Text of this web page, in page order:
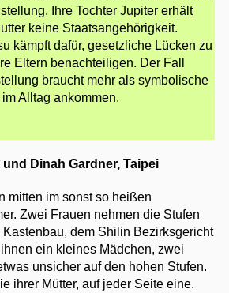
Ihre Tochter Jupiter erhält
keine Staatsangehörigkeit.
kämpft dafür, gesetzliche Lücken zu
Eltern benachteiligen. Der Fall
braucht mehr als symbolische
Alltag ankommen.
Dinah Gardner, Taipei
mitten im sonst so heißen
Zwei Frauen nehmen die Stufen
dem Shilin Bezirksgericht
ein kleines Mädchen, zwei
unsicher auf den hohen Stufen.
ihrer Mütter, auf jeder Seite eine.